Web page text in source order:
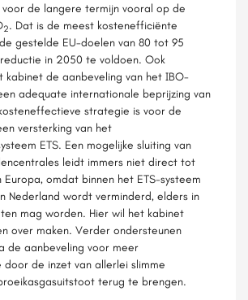
voor de langere termijn vooral op de
2. Dat is de meest kostenefficiënte
gestelde EU-doelen van 80 tot 95
in 2050 te voldoen. Ook
kabinet de aanbeveling van het IBO-
adequate internationale beprijzing van
strategie is voor de
versterking van het
ETS. Een mogelijke sluiting van
leidt immers niet direct tot
omdat binnen het ETS-systeem
Nederland wordt verminderd, elders in
mag worden. Hier wil het kabinet
over maken. Verder ondersteunen
de aanbeveling voor meer
door de inzet van allerlei slimme
terug te brengen.